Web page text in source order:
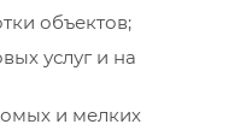
объектов;
услуг и на
и мелких